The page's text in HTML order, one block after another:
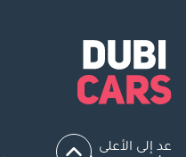
عد إلى الأعلى